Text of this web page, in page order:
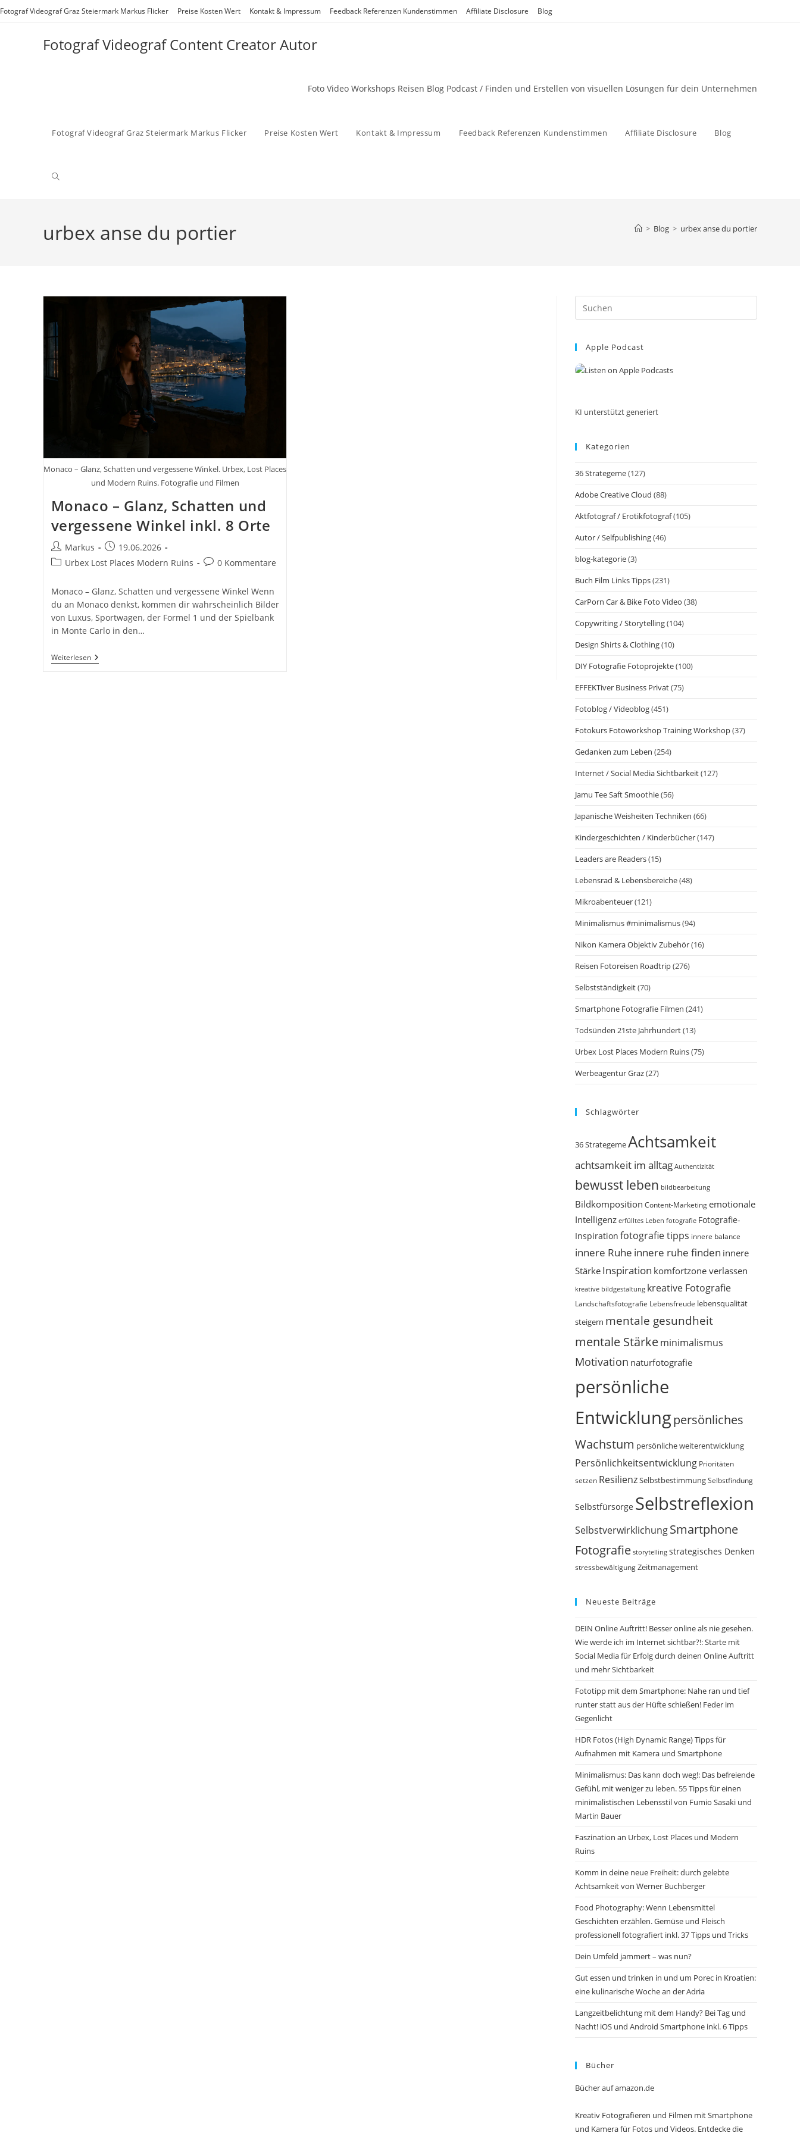
Zum
Fotograf Videograf Graz Steiermark Markus Flicker Preise Kosten Wert Kontakt & Impressum Feedback Referenzen Kundenstimmen Affiliate Disclosure Blog
Fotograf Videograf Content Creator Autor
Foto Video Workshops Reisen Blog Podcast / Finden und Erstellen von visuellen Lösungen für dein Unternehmen
Fotograf Videograf Graz Steiermark Markus Flicker Preise Kosten Wert Kontakt & Impressum Feedback Referenzen Kundenstimmen Affiliate Disclosure Blog
Website-
urbex anse du portier > Blog > urbex anse du portier
Monaco – Glanz, Schatten und vergessene Winkel. Urbex, Lost Places
und Modern Ruins. Fotografie und Filmen
Monaco – Glanz, Schatten und
vergessene Winkel inkl. 8 Orte
Beitrags-
Autor:
Markus
Beitrag
veröffentlicht:
19.06.2026
Beitrags-
Urbex Lost Places Modern Ruins
Beitrags-
0 Kommentare
Monaco – Glanz, Schatten und vergessene Winkel Wenn
du an Monaco denkst, kommen dir wahrscheinlich Bilder
von Luxus, Sportwagen, der Formel 1 und der Spielbank
in Monte Carlo in den…
WeiterlesenMonaco
–
Escape
Apple Podcast
KI unterstützt generiert
Kategorien
36 Strategeme(127)
Adobe Creative Cloud (88)
Aktfotograf / Erotikfotograf(105)
Autor / Selfpublishing(46)
blog-kategorie(3)
Buch Film Links Tipps(231)
CarPorn Car & Bike Foto Video (38)
Copywriting / Storytelling(104)
Design Shirts & Clothing(10)
DIY Fotografie Fotoprojekte(100)
EFFEKTiver Business Privat(75)
Fotoblog / Videoblog(451)
Fotokurs Fotoworkshop Training Workshop(37)
Gedanken zum Leben (254)
Internet / Social Media Sichtbarkeit(127)
Jamu Tee Saft Smoothie(56)
Japanische Weisheiten Techniken (66)
Kindergeschichten / Kinderbücher(147)
Leaders are Readers(15)
Lebensrad & Lebensbereiche(48)
Mikroabenteuer(121)
Minimalismus #minimalismus(94)
Nikon Kamera Objektiv Zubehör(16)
Reisen Fotoreisen Roadtrip(276)
Selbstständigkeit(70)
Smartphone Fotografie Filmen (241)
Todsünden 21ste Jahrhundert(13)
Urbex Lost Places Modern Ruins(75)
Werbeagentur Graz(27)
Schlagwörter
36 StrategemeAchtsamkeit
achtsamkeit im alltag Authentizität
bewusst leben bildbearbeitung
Bildkomposition Content-Marketingemotionale
Intelligenz erfülltes Leben fotografie Fotografie-
Inspiration fotografie tipps innere balance
innere Ruhe innere ruhe finden innere
Stärke Inspiration komfortzone verlassen
kreative bildgestaltung kreative Fotografie
Landschaftsfotografie Lebensfreude lebensqualität
steigern mentale gesundheit
mentale Stärkeminimalismus
Motivation naturfotografie
persönliche
Entwicklungpersönliches
Wachstum persönliche weiterentwicklung
Persönlichkeitsentwicklung Prioritäten
setzen ResilienzSelbstbestimmungSelbstfindung
Selbstfürsorge Selbstreflexion
SelbstverwirklichungSmartphone
Fotografie storytelling strategisches Denken
stressbewältigung Zeitmanagement
Neueste Beiträge
DEIN Online Auftritt! Besser online als nie gesehen.
Wie werde ich im Internet sichtbar?!: Starte mit
Social Media für Erfolg durch deinen Online Auftritt
und mehr Sichtbarkeit
Fototipp mit dem Smartphone: Nahe ran und tief
runter statt aus der Hüfte schießen! Feder im
Gegenlicht
HDR Fotos (High Dynamic Range) Tipps für
Aufnahmen mit Kamera und Smartphone
Minimalismus: Das kann doch weg!: Das befreiende
Gefühl, mit weniger zu leben. 55 Tipps für einen
minimalistischen Lebensstil von Fumio Sasaki und
Martin Bauer
Faszination an Urbex, Lost Places und Modern
Ruins
Komm in deine neue Freiheit: durch gelebte
Achtsamkeit von Werner Buchberger
Food Photography: Wenn Lebensmittel
Geschichten erzählen. Gemüse und Fleisch
professionell fotografiert inkl. 37 Tipps und Tricks
Dein Umfeld jammert – was nun?
Gut essen und trinken in und um Porec in Kroatien:
eine kulinarische Woche an der Adria
Langzeitbelichtung mit dem Handy? Bei Tag und
Nacht! iOS und Android Smartphone inkl. 6 Tipps
Bücher
Bücher auf amazon.de
Kreativ Fotografieren und Filmen mit Smartphone
und Kamera für Fotos und Videos. Entdecke die